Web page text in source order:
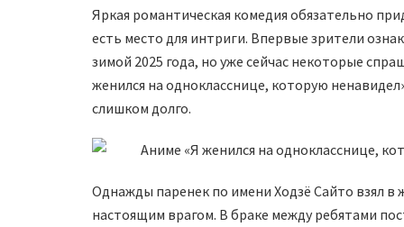
Яркая романтическая комедия обязательно
есть место для интриги. Впервые зрители
зимой 2025 года, но уже сейчас некоторые
женился на однокласснице, которую
слишком долго.
Однажды паренек по имени Ходзё Сайто взял
настоящим врагом. В браке между ребятами